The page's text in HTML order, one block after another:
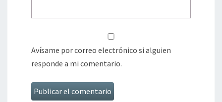
Avísame por correo electrónico si alguien
responde a mi comentario.